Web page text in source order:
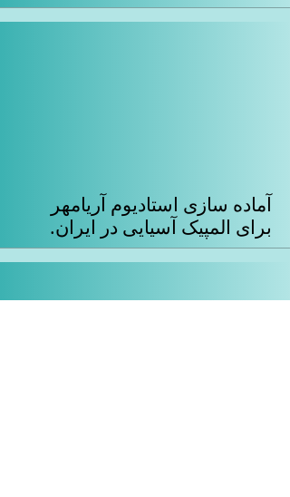
آماده سازی استادیوم آریامهر
برای المپیک آسیایی در ایران.